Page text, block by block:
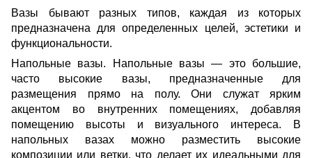
Вазы бывают разных типов, каждая из которых
предназначена для определенных целей, эстетики и
функциональности.
Напольные вазы. Напольные вазы — это большие,
часто высокие вазы, предназначенные для
размещения прямо на полу. Они служат ярким
акцентом во внутренних помещениях, добавляя
помещению высоты и визуального интереса. В
напольных вазах можно разместить высокие
композиции или ветки, что делает их идеальными для